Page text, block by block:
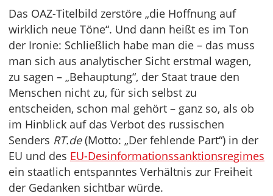
Das OAZ-Titelbild zerstöre „die Hoffnung auf
wirklich neue Töne“. Und dann heißt es im Ton
der Ironie: Schließlich habe man die – das muss
man sich aus analytischer Sicht erstmal wagen,
zu sagen – „Behauptung“, der Staat traue den
Menschen nicht zu, für sich selbst zu
entscheiden, schon mal gehört – ganz so, als ob
im Hinblick auf das Verbot des russischen
Senders RT.de(Motto: „Der fehlende Part“) in der
EU und des EU-Desinformationssanktionsregimes
ein staatlich entspanntes Verhältnis zur Freiheit
der Gedanken sichtbar würde.